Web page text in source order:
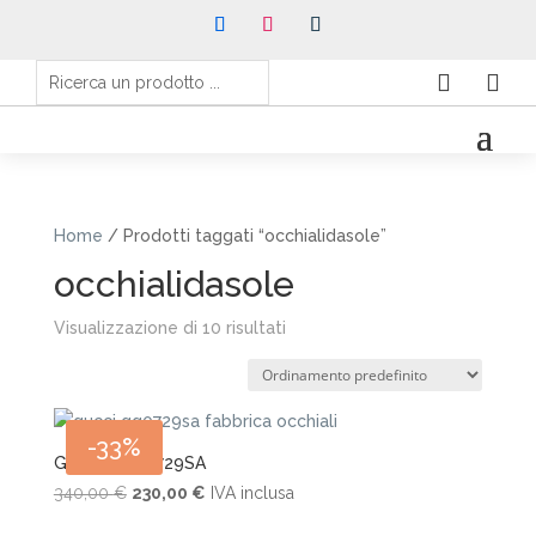
 
Home / Prodotti taggati “occhialidasole”
occhialidasole
Visualizzazione di 10 risultati
-33%
Gucci – GG0729SA
340,00€ Il
230,00 €IlIVA inclusa